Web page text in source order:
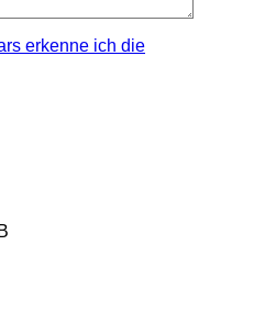
erkenne ich die